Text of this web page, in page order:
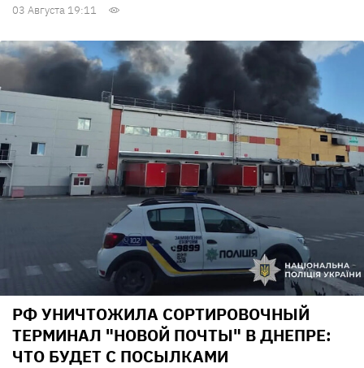
03 Августа 19:11
РФ УНИЧТОЖИЛА СОРТИРОВОЧНЫЙ
ТЕРМИНАЛ "НОВОЙ ПОЧТЫ" В ДНЕПРЕ:
ЧТО БУДЕТ С ПОСЫЛКАМИ